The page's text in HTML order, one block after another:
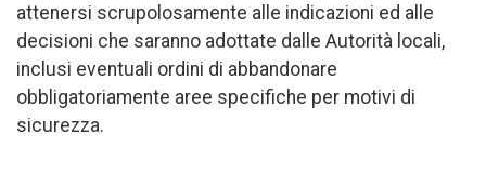
attenersi scrupolosamente alle indicazioni ed alle
decisioni che saranno adottate dalle Autorità locali,
inclusi eventuali ordini di abbandonare
obbligatoriamente aree specifiche per motivi di
sicurezza.